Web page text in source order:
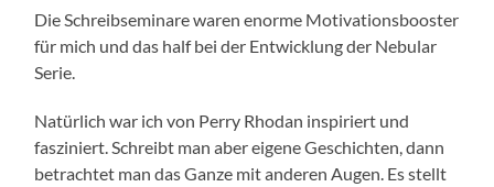
Die Schreibseminare waren enorme Motivationsbooster
für mich und das half bei der Entwicklung der Nebular
Serie.
Natürlich war ich von Perry Rhodan inspiriert und
fasziniert. Schreibt man aber eigene Geschichten, dann
betrachtet man das Ganze mit anderen Augen. Es stellt